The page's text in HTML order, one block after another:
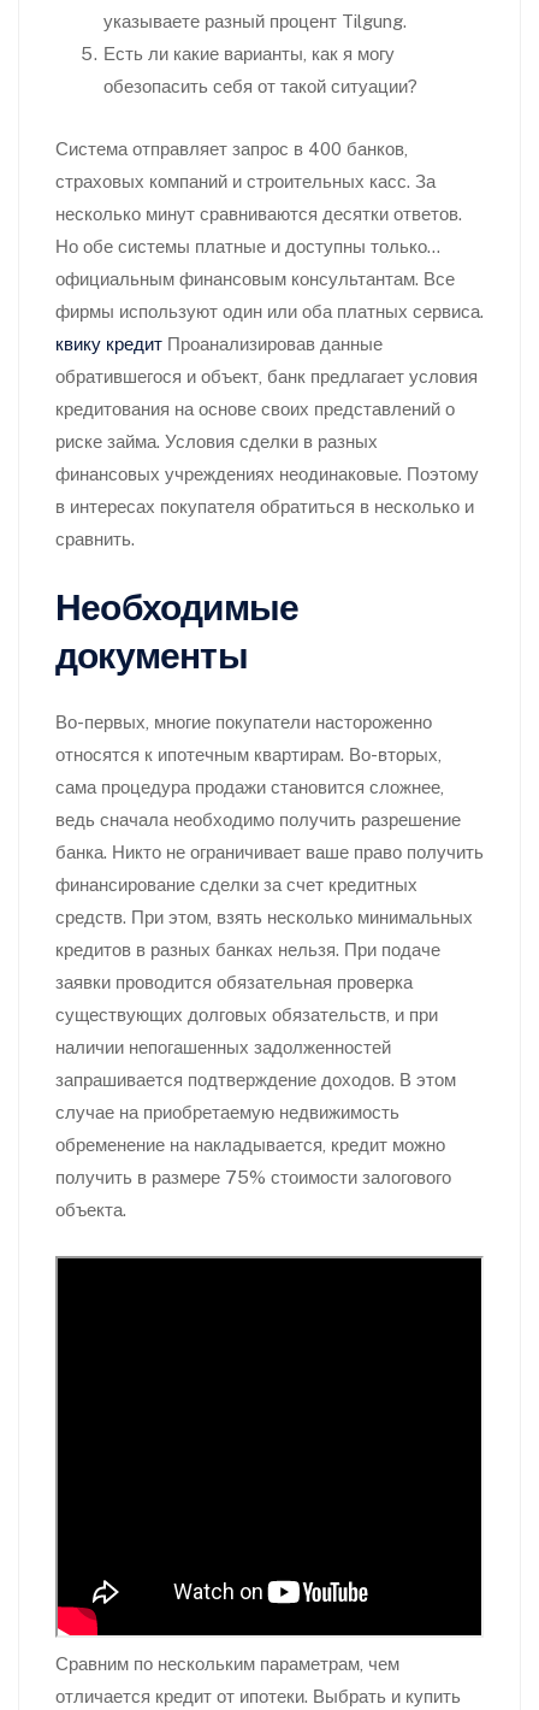
указываете разный процент Tilgung.
Есть ли какие варианты, как я могу
обезопасить себя от такой ситуации?
Система отправляет запрос в 400 банков,
страховых компаний и строительных касс. За
несколько минут сравниваются десятки ответов.
Но обе системы платные и доступны только…
официальным финансовым консультантам. Все
фирмы используют один или оба платных сервиса.
квику кредит Проанализировав данные
обратившегося и объект, банк предлагает условия
кредитования на основе своих представлений о
риске займа. Условия сделки в разных
финансовых учреждениях неодинаковые. Поэтому
в интересах покупателя обратиться в несколько и
сравнить.
Необходимые
документы
Во-первых, многие покупатели настороженно
относятся к ипотечным квартирам. Во-вторых,
сама процедура продажи становится сложнее,
ведь сначала необходимо получить разрешение
банка. Никто не ограничивает ваше право получить
финансирование сделки за счет кредитных
средств. При этом, взять несколько минимальных
кредитов в разных банках нельзя. При подаче
заявки проводится обязательная проверка
существующих долговых обязательств, и при
наличии непогашенных задолженностей
запрашивается подтверждение доходов. В этом
случае на приобретаемую недвижимость
обременение на накладывается, кредит можно
получить в размере 75% стоимости залогового
объекта.
Сравним по нескольким параметрам, чем
отличается кредит от ипотеки. Выбрать и купить